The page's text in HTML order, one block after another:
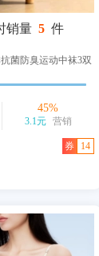
销量 5 件
菌防臭运动中袜3双
45%
3.1元 营销
券 14